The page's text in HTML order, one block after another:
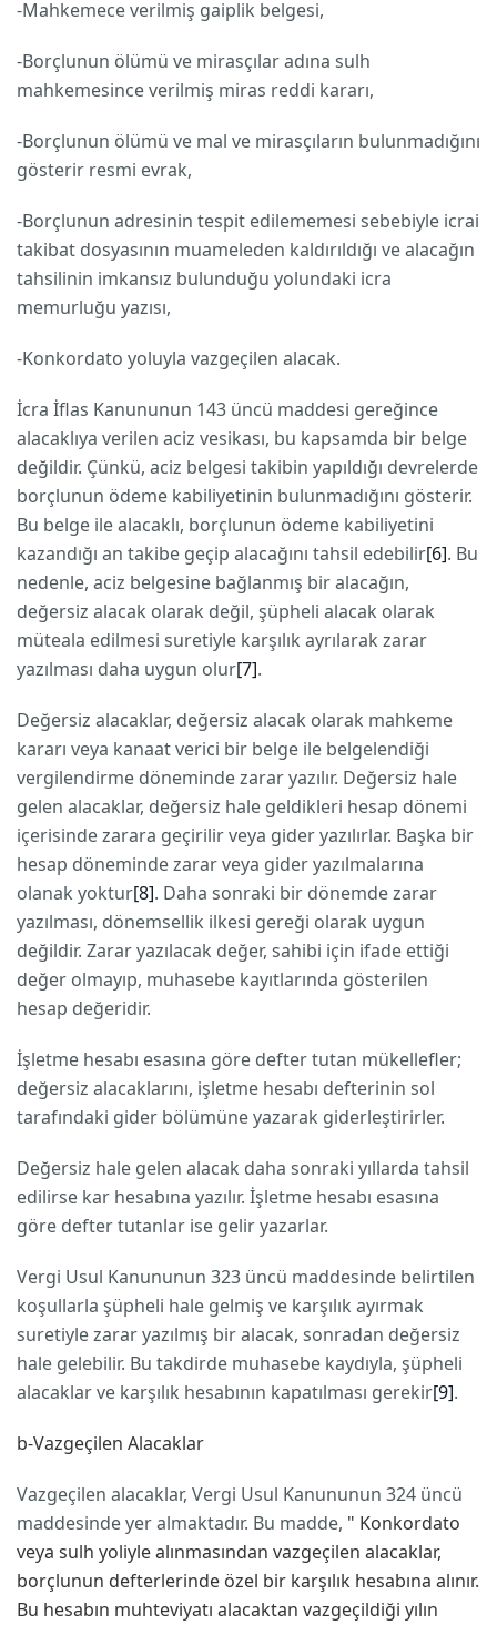
-Mahkemece verilmiş gaiplik belgesi,
-Borçlunun ölümü ve mirasçılar adına sulh
mahkemesince verilmiş miras reddi kararı,
-Borçlunun ölümü ve mal ve mirasçıların bulunmadığını
gösterir resmi evrak,
-Borçlunun adresinin tespit edilememesi sebebiyle icrai
takibat dosyasının muameleden kaldırıldığı ve alacağın
tahsilinin imkansız bulunduğu yolundaki icra
memurluğu yazısı,
-Konkordato yoluyla vazgeçilen alacak.
İcra İflas Kanununun 143 üncü maddesi gereğince
alacaklıya verilen aciz vesikası, bu kapsamda bir belge
değildir. Çünkü, aciz belgesi takibin yapıldığı devrelerde
borçlunun ödeme kabiliyetinin bulunmadığını gösterir.
Bu belge ile alacaklı, borçlunun ödeme kabiliyetini
kazandığı an takibe geçip alacağını tahsil edebilir[6]. Bu
nedenle, aciz belgesine bağlanmış bir alacağın,
değersiz alacak olarak değil, şüpheli alacak olarak
müteala edilmesi suretiyle karşılık ayrılarak zarar
yazılması daha uygun olur[7].
Değersiz alacaklar, değersiz alacak olarak mahkeme
kararı veya kanaat verici bir belge ile belgelendiği
vergilendirme döneminde zarar yazılır. Değersiz hale
gelen alacaklar, değersiz hale geldikleri hesap dönemi
içerisinde zarara geçirilir veya gider yazılırlar. Başka bir
hesap döneminde zarar veya gider yazılmalarına
olanak yoktur[8]. Daha sonraki bir dönemde zarar
yazılması, dönemsellik ilkesi gereği olarak uygun
değildir. Zarar yazılacak değer, sahibi için ifade ettiği
değer olmayıp, muhasebe kayıtlarında gösterilen
hesap değeridir.
İşletme hesabı esasına göre defter tutan mükellefler;
değersiz alacaklarını, işletme hesabı defterinin sol
tarafındaki gider bölümüne yazarak giderleştirirler.
Değersiz hale gelen alacak daha sonraki yıllarda tahsil
edilirse kar hesabına yazılır. İşletme hesabı esasına
göre defter tutanlar ise gelir yazarlar.
Vergi Usul Kanununun 323 üncü maddesinde belirtilen
koşullarla şüpheli hale gelmiş ve karşılık ayırmak
suretiyle zarar yazılmış bir alacak, sonradan değersiz
hale gelebilir. Bu takdirde muhasebe kaydıyla, şüpheli
alacaklar ve karşılık hesabının kapatılması gerekir[9].
b-Vazgeçilen Alacaklar
Vazgeçilen alacaklar, Vergi Usul Kanununun 324 üncü
maddesinde yer almaktadır. Bu madde, " Konkordato
veya sulh yoliyle alınmasından vazgeçilen alacaklar,
borçlunun defterlerinde özel bir karşılık hesabına alınır.
Bu hesabın muhteviyatı alacaktan vazgeçildiği yılın